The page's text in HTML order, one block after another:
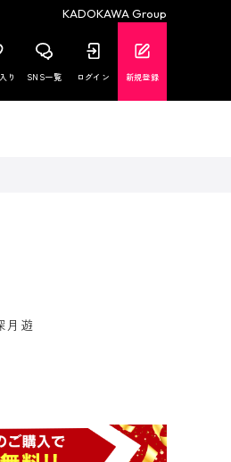
KADOKAWA Group
り SNS一覧 ログイン 新規登録
月遊